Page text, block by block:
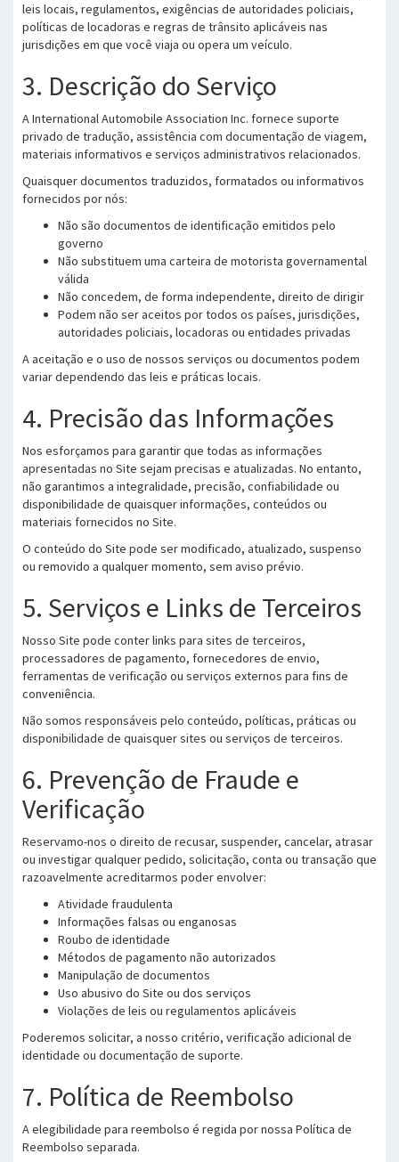
leis locais, regulamentos, exigências de autoridades policiais,
políticas de locadoras e regras de trânsito aplicáveis nas
jurisdições em que você viaja ou opera um veículo.
3. Descrição do Serviço
A International Automobile Association Inc. fornece suporte
privado de tradução, assistência com documentação de viagem,
materiais informativos e serviços administrativos relacionados.
Quaisquer documentos traduzidos, formatados ou informativos
fornecidos por nós:
Não são documentos de identificação emitidos pelo
governo
Não substituem uma carteira de motorista governamental
válida
Não concedem, de forma independente, direito de dirigir
Podem não ser aceitos por todos os países, jurisdições,
autoridades policiais, locadoras ou entidades privadas
A aceitação e o uso de nossos serviços ou documentos podem
variar dependendo das leis e práticas locais.
4. Precisão das Informações
Nos esforçamos para garantir que todas as informações
apresentadas no Site sejam precisas e atualizadas. No entanto,
não garantimos a integralidade, precisão, confiabilidade ou
disponibilidade de quaisquer informações, conteúdos ou
materiais fornecidos no Site.
O conteúdo do Site pode ser modificado, atualizado, suspenso
ou removido a qualquer momento, sem aviso prévio.
5. Serviços e Links de Terceiros
Nosso Site pode conter links para sites de terceiros,
processadores de pagamento, fornecedores de envio,
ferramentas de verificação ou serviços externos para fins de
conveniência.
Não somos responsáveis pelo conteúdo, políticas, práticas ou
disponibilidade de quaisquer sites ou serviços de terceiros.
6. Prevenção de Fraude e
Verificação
Reservamo-nos o direito de recusar, suspender, cancelar, atrasar
ou investigar qualquer pedido, solicitação, conta ou transação que
razoavelmente acreditarmos poder envolver:
Atividade fraudulenta
Informações falsas ou enganosas
Roubo de identidade
Métodos de pagamento não autorizados
Manipulação de documentos
Uso abusivo do Site ou dos serviços
Violações de leis ou regulamentos aplicáveis
Poderemos solicitar, a nosso critério, verificação adicional de
identidade ou documentação de suporte.
7. Política de Reembolso
A elegibilidade para reembolso é regida por nossa Política de
Reembolso separada.